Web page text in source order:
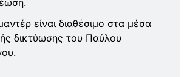
είναι διαθέσιμο στα μέσα
δικτύωσης του Παύλου